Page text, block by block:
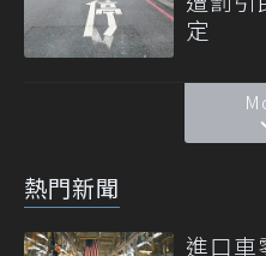
定
熱門新聞
進口車